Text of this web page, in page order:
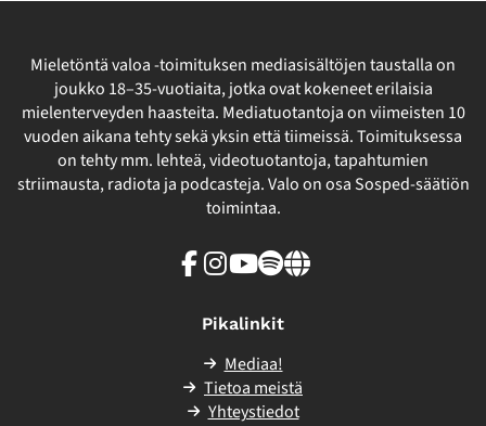
Mieletöntä valoa -toimituksen mediasisältöjen taustalla on
joukko 18–35-vuotiaita, jotka ovat kokeneet erilaisia
mielenterveyden haasteita. Mediatuotantoja on viimeisten 10
vuoden aikana tehty sekä yksin että tiimeissä. Toimituksessa
on tehty mm. lehteä, videotuotantoja, tapahtumien
striimausta, radiota ja podcasteja. Valo on osa Sosped-säätiön
toimintaa.
Facebook
Instagram
Youtube
SpotifyLinkki
Pikalinkit
Mediaa!
Tietoa meistä
Yhteystiedot